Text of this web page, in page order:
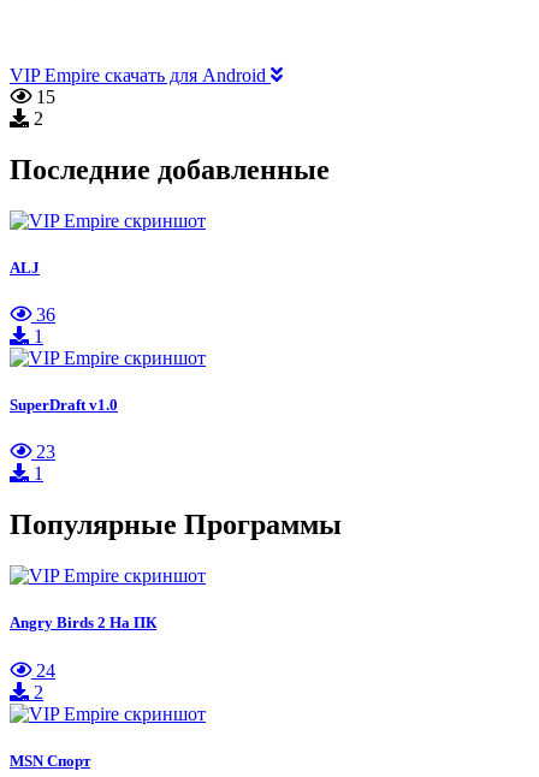
VIP Empire скачать для Android
15
2
Последние добавленные
ALJ
36
1
SuperDraft v1.0
23
1
Популярные Программы
Angry Birds 2 На ПК
24
2
MSN Спорт